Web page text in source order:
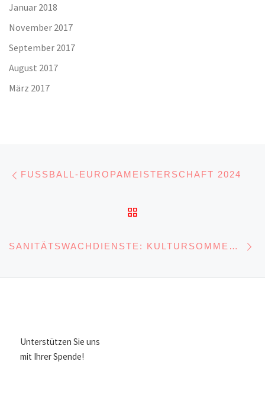
Januar 2018
November 2017
September 2017
August 2017
März 2017
Beitragsnavigation
FUSSBALL-EUROPAMEISTERSCHAFT 2024
SANITÄTSWACHDIENSTE: KULTURSOMMER VLOTHO
Unterstützen Sie uns
mit Ihrer Spende!